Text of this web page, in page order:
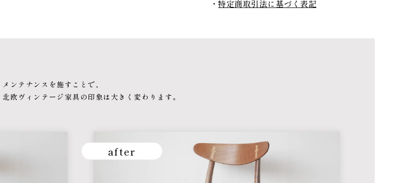
特定商取引法に基づく表記
メンテナンスを施すことで、
北欧ヴィンテージ家具の印象は 大きく変わります。
after